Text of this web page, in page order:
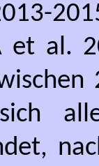
et al.